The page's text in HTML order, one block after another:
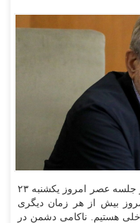
ـ پزشکیان در جلسه عصر امروز یکشنبه ۲۳
امروز بیش از هر زمان دیگری
هستیم. ناکامی دشمن در